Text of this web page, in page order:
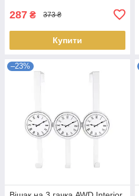
287 ₴ 373 ₴
Купити
–23%